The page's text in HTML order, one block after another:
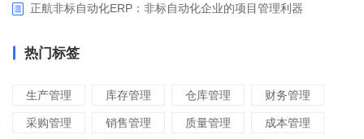
正航非标自动化ERP：非标自动化企业的项目管理利器
热门标签
生产管理 库存管理 仓库管理 财务管理
采购管理 销售管理 质量管理 成本管理